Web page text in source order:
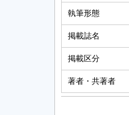
執筆形態
掲載誌名
掲載区分
著者・共著者